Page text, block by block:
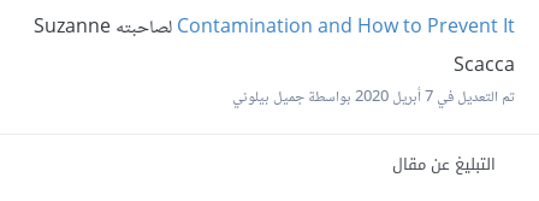
Contamination and How to Prevent It
لصاحبته Suzanne
Scacca
تم التعديل في7 أبريل 2020 بواسطة جميل بيلوني
التبليغ عن مقال